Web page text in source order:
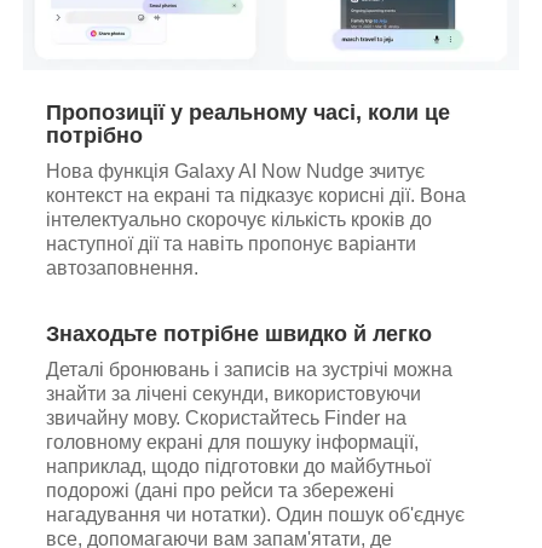
Пропозиції у реальному часі, коли це
потрібно
Нова функція Galaxy AI Now Nudge зчитує
контекст на екрані та підказує корисні дії. Вона
інтелектуально скорочує кількість кроків до
наступної дії та навіть пропонує варіанти
автозаповнення.
Знаходьте потрібне швидко й легко
Деталі бронювань і записів на зустрічі можна
знайти за лічені секунди, використовуючи
звичайну мову. Скористайтесь Finder на
головному екрані для пошуку інформації,
наприклад, щодо підготовки до майбутньої
подорожі (дані про рейси та збережені
нагадування чи нотатки). Один пошук об'єднує
все, допомагаючи вам запам'ятати, де